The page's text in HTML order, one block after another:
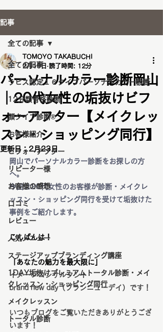
記事
全ての記事
ラピス認定１６タイプパーソナルカラー診断
12分類骨格診断
顔タイプ診断®️
お客様紹介
ビフォーアフター
リピーター様
お客様の感想
口コミ
レビュー
人気メニュー
ステージアップブランディング講座
1DAY垢抜けプレミアムトータル診断・メイ
クレッスン・ショッピング同行
メイクレッスン
トータル診断
全ての記事
パーソナルカラー診断岡山
｜20代女性の垢抜けビフ
ォーアフター【メイクレッ
スン・ショッピング同行】
TOMOYO TAKABUCHI
2月19日 読了時間: 12分
更新日：2月23日
岡山でパーソナルカラー診断をお探しの方
へ。
今回は20代女性のお客様が診断・メイクレ
ッスン・ショッピング同行を受けて垢抜けた
事例をご紹介します。
こんばんは！
「あなたの魅力を最大限に」
イメージコンサルタント
brand new day（ブランニューデイ）です！
いつもブログをご覧いただきありがとうござ
います！